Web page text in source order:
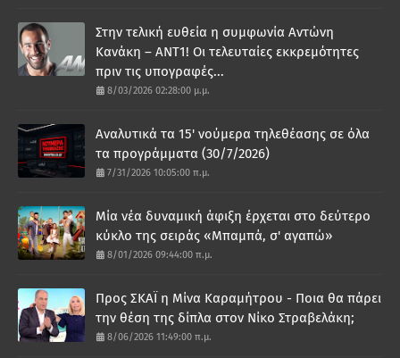
Στην τελική ευθεία η συμφωνία Αντώνη
Κανάκη – ΑΝΤ1! Οι τελευταίες εκκρεμότητες
πριν τις υπογραφές...
8/03/2026 02:28:00 μ.μ.
Αναλυτικά τα 15' νούμερα τηλεθέασης σε όλα
τα προγράμματα (30/7/2026)
7/31/2026 10:05:00 π.μ.
Μία νέα δυναμική άφιξη έρχεται στο δεύτερο
κύκλο της σειράς «Μπαμπά, σ' αγαπώ»
8/01/2026 09:44:00 π.μ.
Προς ΣΚΑΪ η Μίνα Καραμήτρου - Ποια θα πάρει
την θέση της δίπλα στον Νίκο Στραβελάκη;
8/06/2026 11:49:00 π.μ.